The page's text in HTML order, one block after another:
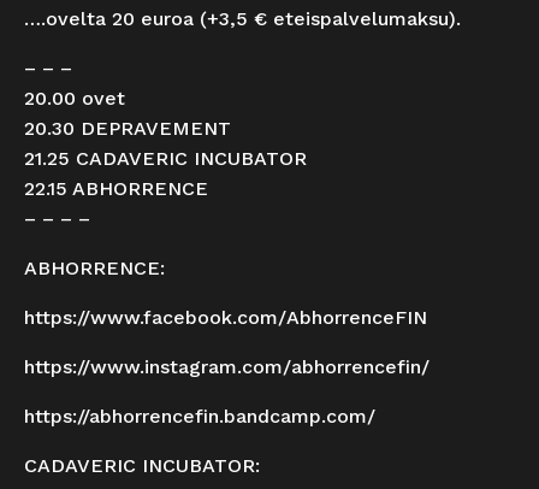
….ovelta 20 euroa (+3,5 € eteispalvelumaksu).
– – –
20.00 ovet
20.30 DEPRAVEMENT
21.25 CADAVERIC INCUBATOR
22.15 ABHORRENCE
– – – –
ABHORRENCE:
https://www.facebook.com/AbhorrenceFIN
https://www.instagram.com/abhorrencefin/
https://abhorrencefin.bandcamp.com/
CADAVERIC INCUBATOR: